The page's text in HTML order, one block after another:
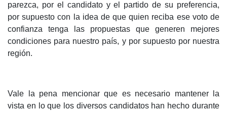
parezca, por el candidato y el partido de su preferencia,
por supuesto con la idea de que quien reciba ese voto de
confianza tenga las propuestas que generen mejores
condiciones para nuestro país, y por supuesto por nuestra
región.
Vale la pena mencionar que es necesario mantener la
vista en lo que los diversos candidatos han hecho durante